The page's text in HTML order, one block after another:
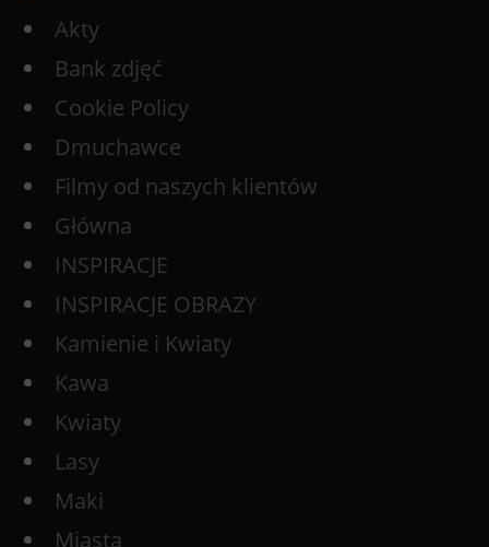
Akty
Bank zdjęć
Cookie Policy
Dmuchawce
Filmy od naszych klientów
Główna
INSPIRACJE
INSPIRACJE OBRAZY
Kamienie i Kwiaty
Kawa
Kwiaty
Lasy
Maki
Miasta